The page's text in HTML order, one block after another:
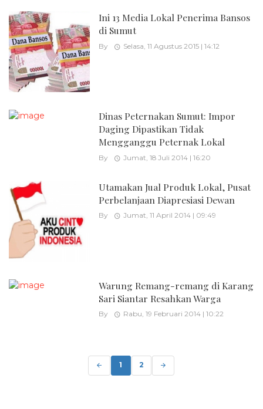
Ini 13 Media Lokal Penerima Bansos
di Sumut
By Selasa, 11 Agustus 2015 | 14:12
Dinas Peternakan Sumut: Impor
Daging Dipastikan Tidak
Mengganggu Peternak Lokal
By Jumat, 18 Juli 2014 | 16:20
Utamakan Jual Produk Lokal, Pusat
Perbelanjaan Diapresiasi Dewan
By Jumat, 11 April 2014 | 09:49
Warung Remang-remang di Karang
Sari Siantar Resahkan Warga
By Rabu, 19 Februari 2014 | 10:22
1 2